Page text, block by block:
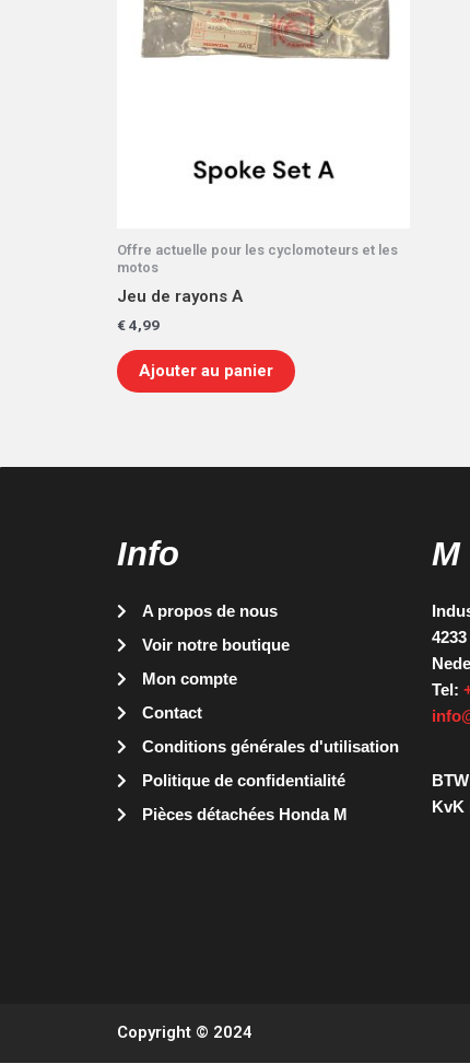
Offre actuelle pour les cyclomoteurs et les
motos
Jeu de rayons A
€4,99
Ajouter au panier
Info
A propos de nous
Voir notre boutique
Mon compte
Contact
Conditions générales d'utilisation
Politique de confidentialité
Pièces détachées Honda M
M
Tel:
KvK
Copyright © 2024